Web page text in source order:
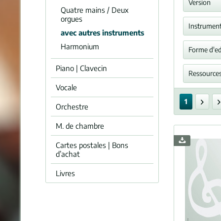
Quatre mains / Deux
orgues
avec autres instruments
Harmonium
Piano | Clavecin
Vocale
Orchestre
M. de chambre
Cartes postales | Bons
d’achat
Livres
Bibl,
Karg-
Liszt,
Version
Orgue
Piano
Flûte
Violon
Forme
1